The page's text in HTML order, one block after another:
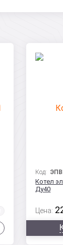
Код:
Котел
Ду40
Цена: